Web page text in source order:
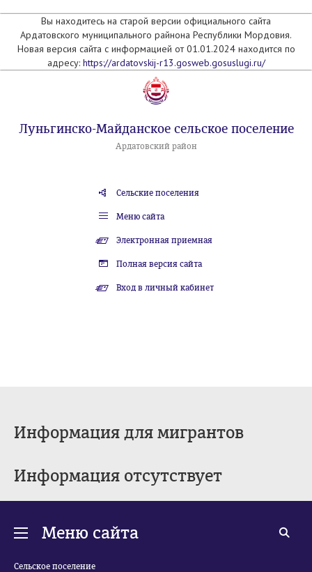
Вы находитесь на старой версии официального сайта
Ардатовского муниципального райнона Республики Мордовия.
Новая версия сайта с информацией от 01.01.2024 находится по
адресу: https://ardatovskij-r13.gosweb.gosuslugi.ru/
Луньгинско-Майданское сельское поселение
Ардатовский район
Сельские поселения
Меню сайта
Электронная приемная
Полная версия сайта
Вход в личный кабинет
Информация для мигрантов
Информация отсутствует
Меню сайта
Сельское поселение